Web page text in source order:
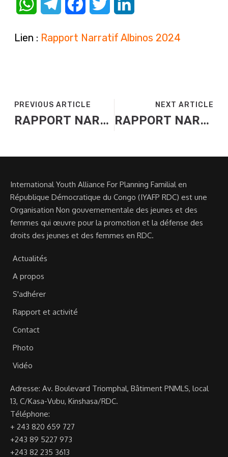
WhatsAppTelegramFacebookTwitter
Lien : Rapport Narratif Albinos 2024
PREVIOUS ARTICLE
RAPPORT NARRATIF DES ACTIVITES DE SENSIBILISATION COUPLEE A L’OFFRE DES SERVICES PF DES ADOLESCENTS & JEUNES VIVANT AVEC ALBINISME DANS LES PROVINCES DE : KINSHASA , KIKWIT & MATADI
NEXT ARTICLE
RAPPORT NARRATIF DE L’ACTIVITE DE SENSIBILISATION DES ELEVES DU COLLEGE SAINT MARTIN SUR LEURS DROITS D’ACCES AUX METHODES CONTRACEPTIVES MODERNES
International Youth Alliance For Planning Familial en
République Démocratique du Congo (IYAFP RDC) est une
Organisation Non gouvernementale des jeunes et des
femmes qui œuvre pour la promotion et la défense des
droits des jeunes et des femmes en RDC.
Actualités
A propos
S'adhérer
Rapport et activité
Contact
Photo
Vidéo
Adresse: Av. Boulevard Triomphal, Bâtiment PNMLS, local
13, C/Kasa-Vubu, Kinshasa/RDC.
Téléphone:
+ 243 820 659 727
+243 89 5227 973
+243 82 235 3613